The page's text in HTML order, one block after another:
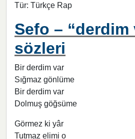
Tür: Türkçe Rap
Sefo – “derdim
sözleri
Bir derdim var
Sığmaz gönlüme
Bir derdim var
Dolmuş göğsüme
Görmez ki yâr
Tutmaz elimi o